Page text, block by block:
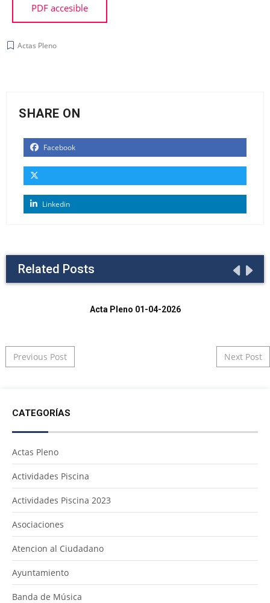
PDF accesible
Actas Pleno
SHARE ON
Facebook
Linkedin
Related Posts
Acta Pleno 01-04-2026
Post navigation
Previous Post Next Post
CATEGORÍAS
Actas Pleno
Actividades Piscina
Actividades Piscina 2023
Asociaciones
Atencion al Ciudadano
Ayuntamiento
Banda de Música